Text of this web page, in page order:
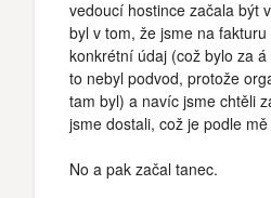
vedoucí hostince začala být
byl v tom, že jsme na
konkrétní údaj (což bylo za
to nebyl podvod, protože
tam byl) a navíc jsme chtěli
jsme dostali, což je podle
No a pak začal tanec.